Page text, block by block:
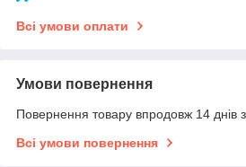
Всі умови оплати
Умови повернення
Повернення товару впродовж 14 днів
Всі умови повернення